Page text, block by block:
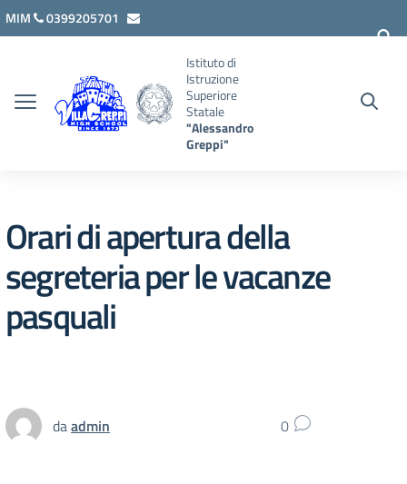
Vai ai contenuti
Vai al menu di navigazione
Vai al footer
MIM
0399205701
Istituto di
Istruzione
Superiore
Statale
"Alessandro
Greppi"
Orari di apertura della
segreteria per le vacanze
pasquali
daadmin 0